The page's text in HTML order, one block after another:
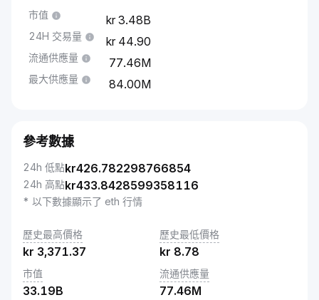
市值 3.48B
24H 交易量 44.90
流通供應量 77.46M
最大供應量 84.00M
參考數據
24h 低點kr426.782298766854
24h 高點kr433.8428599358116
* 以下數據顯示了 eth 行情
歷史最高價格
kr 3,371.37
歷史最低價格
kr 8.78
市值
33.19B
流通供應量
77.46M